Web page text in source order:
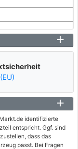
identifizierte
entspricht. Ggf. sind
dass das
passt. Bei Fragen